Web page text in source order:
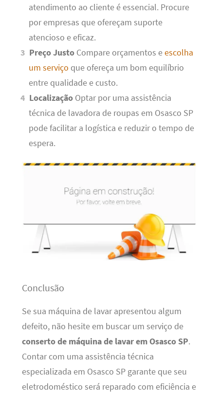
atendimento ao cliente é essencial. Procure
por empresas que ofereçam suporte
atencioso e eficaz.
Preço Justo Compare orçamentos eescolha
um serviço que ofereça um bom equilíbrio
entre qualidade e custo.
Localização Optar por uma assistência
técnica de lavadora de roupas em Osasco SP
pode facilitar a logística e reduzir o tempo de
espera.
Conclusão
Se sua máquina de lavar apresentou algum
defeito, não hesite em buscar um serviço de
conserto de máquina de lavar em Osasco SP.
Contar com uma assistência técnica
especializada em Osasco SP garante que seu
eletrodoméstico será reparado com eficiência e